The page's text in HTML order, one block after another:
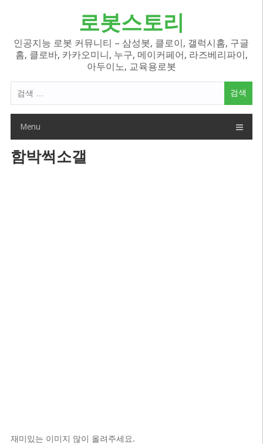
로봇스토리
인공지능 로봇 커뮤니티 – 삼성봇, 클로이, 갤럭시홈, 구글
홈, 클로바, 카카오미니, 누구, 메이커페어, 라즈베리파이,
아두이노, 교육용로봇
색
Menu
함박썩소갤
재미있는 이미지 많이 올려주세요.